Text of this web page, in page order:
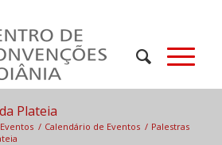
Plateia
Eventos / Calendário de Eventos / Palestras